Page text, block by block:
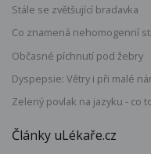
Stále se zvětšující bradavka
Co znamená nehomogenní
Občasné píchnutí pod žebry
Dyspepsie: Větry i při malé
Zelený povlak na jazyku - co
Články uLékaře.cz